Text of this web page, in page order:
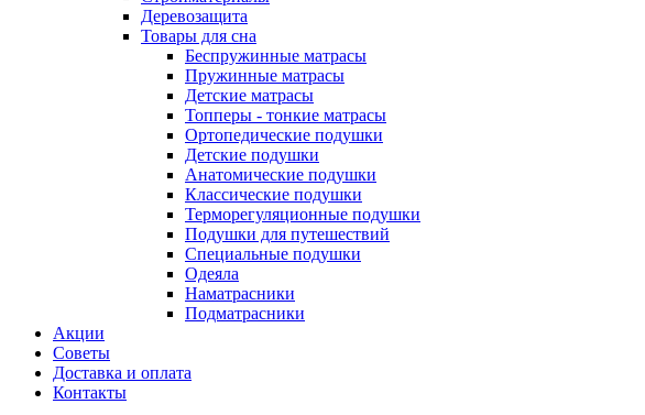
Деревозащита
Товары для сна
Беспружинные матрасы
Пружинные матрасы
Детские матрасы
Топперы - тонкие матрасы
Ортопедические подушки
Детские подушки
Анатомические подушки
Классические подушки
Терморегуляционные подушки
Подушки для путешествий
Специальные подушки
Одеяла
Наматрасники
Подматрасники
Акции
Советы
Доставка и оплата
Контакты